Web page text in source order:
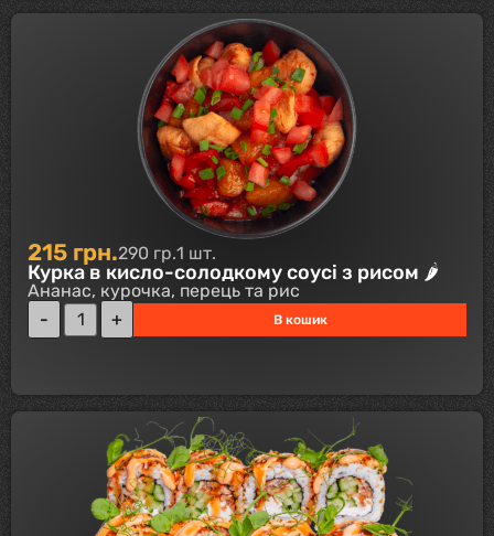
215 грн.290 гр.1 шт.
Курка в кисло-солодкому соусі з рисом 🌶
Ананас, курочка, перець та рис
В кошик